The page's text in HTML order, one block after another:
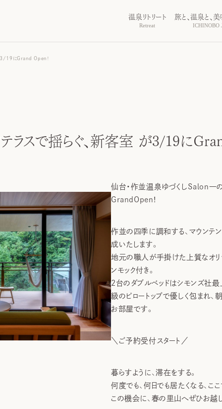
温泉リトリート
Retreat
旅と、温泉と、
ICHINOBO
が3/19にGrand Open！
ラスで揺らぐ、新客室 が3/19に
仙台・作並温泉ゆづくしSalon
GrandOpen！
作並の四季に調和する、マウンテ
成いたします。
地元の職人が手掛けた上質なオリ
ンモック付き。
2台のダブルベッドはシモンズ社最
級のピロートップで優しく包まれ、
お部屋です。
＼ご予約受付スタート／
暮らすように、滞在をする。
何度でも、何日でも居たくなる、こ
この機会に、春の里山へぜひお越